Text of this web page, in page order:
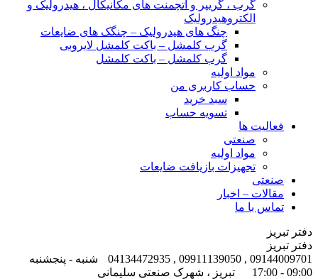
گرب ، گریپر و اتچمنت های مکانیکال ، هیدرولیک و
الکتروهیدرولیک
چنگ های هیدرولیک – چنگک های ضایعات
گرب کلمشل – باکت کلمشل لایروبی
گرب کلمشل – باکت کلمشل
مواد اولیه
حساب کاربری من
سبد خرید
تسویه حساب
فعالیت ها
صنعتی
مواد اولیه
تجهیزات بازیافت ضایعات
صنعتی
مقالات – اخبار
تماس با ما
دفتر تبریز
دفتر تبریز
09144009701 , 09911139050 , 04134472935
شنبه - پنجشنبه
09:00 - 17:00
تبریز ، شهرک صنعتی سلیمانی